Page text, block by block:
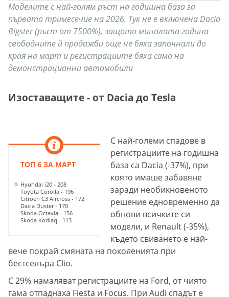
Моделите с най-голям ръст на годишна база за
първото тримесечие на 2026. Тук не е включена Dacia
Bigster (ръст от 7500%), защото миналата година
свободните й продажби още не бяха започнали до
края на март и регистрациите бяха само на
демонстрационни автомобили
Изоставащите - от Dacia до Tesla
ТОП 6 ЗА МАРТ
Hyundai i20 - 208
Toyota Corolla - 196
Citroen C3 Aircross - 172
Dacia Duster - 170
Skoda Octavia - 156
Skoda Kodiaq - 113
С най-големи спадове в
регистрациите на годишна
база са Dacia (-37%), при
която имаше забавяне
заради необикновеното
решение едновременно да
обнови всичките си
модели, и Renault (-35%),
където свиването е най-
вече покрай смяната на поколенията при
бестселъра Clio.
С 29% намаляват регистрациите на Ford, от чиято
гама отпаднаха Fiesta и Focus. При Audi спадът е